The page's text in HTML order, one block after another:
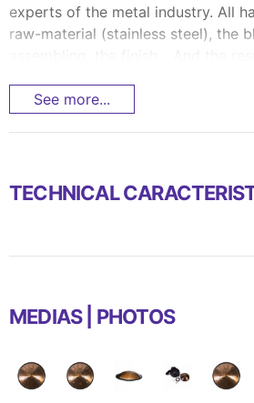
experts of the metal industry. All
raw-material (stainless steel), the
See more...
TECHNICAL
MEDIAS | PHOTOS